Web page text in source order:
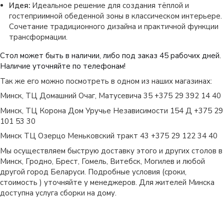
Идея: Идеальное решение для создания тёплой и
гостеприимной обеденной зоны в классическом интерьере.
Сочетание традиционного дизайна и практичной функции
трансформации.
Стол может быть в наличии, либо под заказ 45 рабочих дней.
Наличие уточняйте по телефонам!
Так же его можно посмотреть в одном из наших магазинах:
Минск, ТЦ Домашний Очаг, Матусевича 35 +375 29 392 14 40
Минск, ТЦ Корона Дом Уручье Независимости 154 Д +375 29
101 53 30
Минск ТЦ Озерцо Меньковский тракт 43 +375 29 122 34 40
Мы осуществляем быструю доставку этого и других столов в
Минск, Гродно, Брест, Гомель, Витебск, Могилев и любой
другой город Беларуси. Подробные условия (сроки,
стоимость ) уточняйте у менеджеров. Для жителей Минска
доступна услуга сборки на дому.